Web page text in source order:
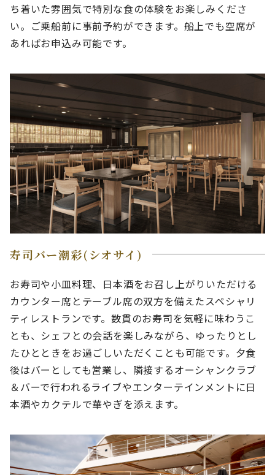
ち着いた雰囲気で特別な食の体験をお楽しみくださ
い。ご乗船前に事前予約ができます。船上でも空席が
あればお申込み可能です。
寿司バー潮彩(シオサイ)
お寿司や小皿料理、日本酒をお召し上がりいただける
カウンター席とテーブル席の双方を備えたスペシャリ
ティレストランです。数貫のお寿司を気軽に味わうこ
とも、シェフとの会話を楽しみながら、ゆったりとし
たひとときをお過ごしいただくことも可能です。夕食
後はバーとしても営業し、隣接するオーシャンクラブ
＆バーで行われるライブやエンターテインメントに日
本酒やカクテルで華やぎを添えます。